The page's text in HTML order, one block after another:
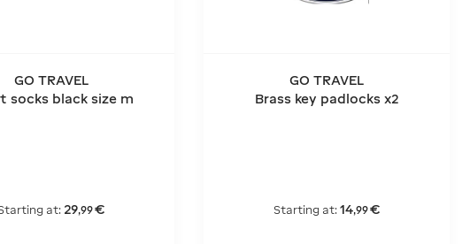
GO TRAVEL
socks black size m
at: 29,99€
GO TRAVEL
Brass key padlocks x2
Starting at: 14,99€